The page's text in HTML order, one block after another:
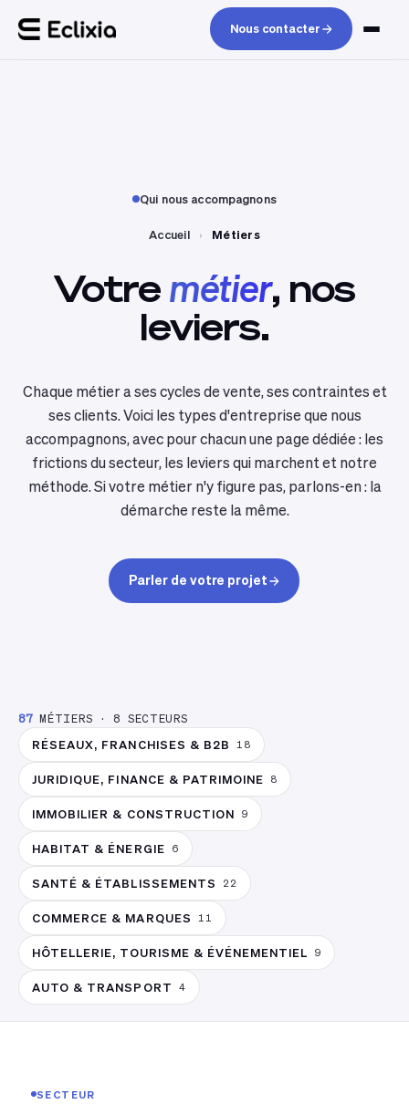
Nous contacter
Qui nous accompagnons
Accueil › Métiers
Votre métier, nos
leviers.
Chaque métier a ses cycles de vente, ses contraintes et
ses clients. Voici les types d'entreprise que nous
accompagnons, avec pour chacun une page dédiée : les
frictions du secteur, les leviers qui marchent et notre
méthode. Si votre métier n'y figure pas, parlons-en : la
démarche reste la même.
Parler de votre projet
87 MÉTIERS · 8 SECTEURS
RÉSEAUX, FRANCHISES & B2B 18
JURIDIQUE, FINANCE & PATRIMOINE 8
IMMOBILIER & CONSTRUCTION 9
HABITAT & ÉNERGIE 6
SANTÉ & ÉTABLISSEMENTS 22
COMMERCE & MARQUES 11
HÔTELLERIE, TOURISME & ÉVÉNEMENTIEL 9
AUTO & TRANSPORT 4
SECTEUR